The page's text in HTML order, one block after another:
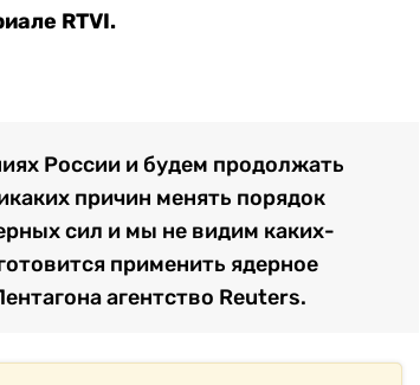
RTVI.
России и будем продолжать
причин менять порядок
сил и мы не видим каких-
применить ядерное
агентство Reuters.